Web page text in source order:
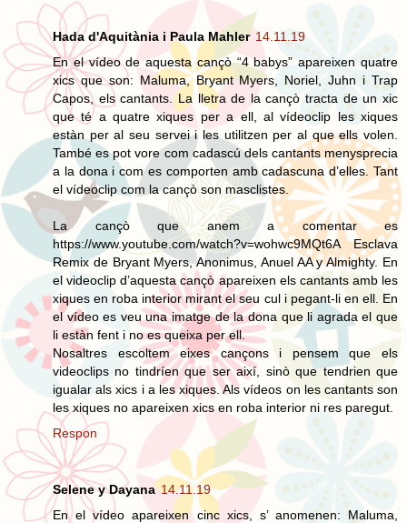
Hada d'Aquitània i Paula Mahler 14.11.19
En el vídeo de aquesta cançò “4 babys” apareixen quatre
xics que son: Maluma, Bryant Myers, Noriel, Juhn i Trap
Capos, els cantants. La lletra de la cançò tracta de un xic
que té a quatre xiques per a ell, al vídeoclip les xiques
estàn per al seu servei i les utilitzen per al que ells volen.
També es pot vore com cadascú dels cantants menysprecia
a la dona i com es comporten amb cadascuna d’elles. Tant
el vídeoclip com la cançò son masclistes.
La cançò que anem a comentar es
https://www.youtube.com/watch?v=wohwc9MQt6A Esclava
Remix de Bryant Myers, Anonimus, Anuel AA y Almighty. En
el videoclip d’aquesta cançò apareixen els cantants amb les
xiques en roba interior mirant el seu cul i pegant-li en ell. En
el vídeo es veu una imatge de la dona que li agrada el que
li estàn fent i no es queixa per ell.
Nosaltres escoltem eixes cançons i pensem que els
videoclips no tindríen que ser així, sinò que tendrien que
igualar als xics i a les xiques. Als vídeos on les cantants son
les xiques no apareixen xics en roba interior ni res paregut.
Respon
Selene y Dayana 14.11.19
En el vídeo apareixen cinc xics, s’ anomenen: Maluma,